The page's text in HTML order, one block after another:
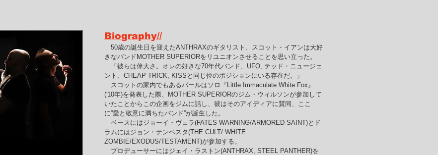
Biography//
50歳の誕生日を迎えたANTHRAXのギタリスト、スコット・イアンは大好
きなバンドMOTHER SUPERIORをリユニオンさせることを思い立った。
「彼らは偉大さ。オレの好きな70年代バンド、UFO, テッド・ニュージェ
ント、CHEAP TRICK, KISSと同じ位のポジションにいる存在だ。」
スコットの家内でもあるパールはソロ『Little Immaculate White Fox』
('10年)を発表した際、MOTHER SUPERIORのジム・ウィルソンが参加して
いたことからこの企画をジムに話し、彼はそのアイディアに賛同、ここ
に”愛と敬意に満ちたバンド”が誕生した。
ベースにはジョーイ・ヴェラ(FATES WARNING/ARMORED SAINT)とド
ラムにはジョン・テンペスタ(THE CULT/ WHITE
ZOMBIE/EXODUS/TESTAMENT)が参加する。
プロデューサーにはジェイ・ラストン(ANTHRAX, STEEL PANTHER)を